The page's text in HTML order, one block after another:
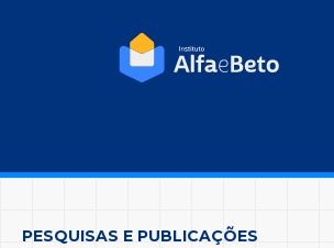
PESQUISAS E PUBLICAÇÕES